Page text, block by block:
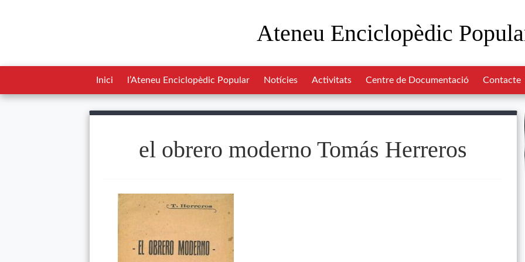
Ateneu Enciclopèdic
Inici l’Ateneu Enciclopèdic Popular Notícies Activitats Centre de Documentació Contacte
el obrero moderno Tomás Herreros